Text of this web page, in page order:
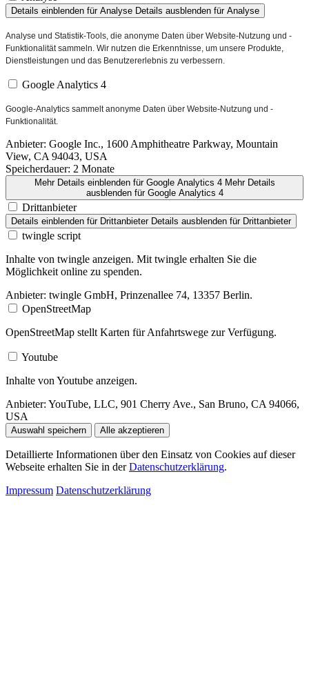
Details einblenden für Analyse Details ausblenden für Analyse
Analyse und Statistik-Tools, die anonyme Daten über Website-Nutzung und -
Funktionalität sammeln. Wir nutzen die Erkenntnisse, um unsere Produkte,
Dienstleistungen und das Benutzererlebnis zu verbessern.
Google Analytics 4
Google-Analytics sammelt anonyme Daten über Website-Nutzung und -
Funktionalität.
Anbieter: Google Inc., 1600 Amphitheatre Parkway, Mountain
View, CA 94043, USA
Speicherdauer: 2 Monate
Mehr Details einblendenfür Google Analytics 4 Mehr Details
ausblendenfür Google Analytics 4
Drittanbieter
Details einblenden für Drittanbieter Details ausblenden für Drittanbieter
twingle script
Inhalte von twingle anzeigen. Mit twingle erhalten Sie die
Möglichkeit online zu spenden.
Anbieter: twingle GmbH, Prinzenallee 74, 13357 Berlin.
OpenStreetMap
OpenStreetMap stellt Karten für Anfahrtswege zur Verfügung.
Youtube
Inhalte von Youtube anzeigen.
Anbieter: YouTube, LLC, 901 Cherry Ave., San Bruno, CA 94066,
USA
Auswahl speichern Alle akzeptieren
Detaillierte Informationen über den Einsatz von Cookies auf dieser
Webseite erhalten Sie in derDatenschutzerklärung.
Impressum Datenschutzerklärung